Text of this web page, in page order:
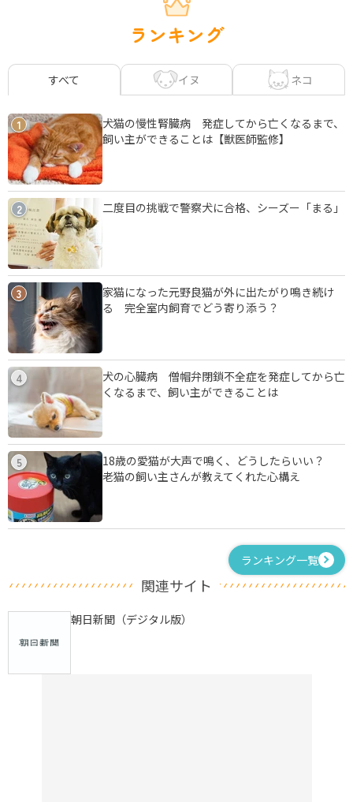
ランキング
すべて イヌ ネコ
1
犬猫の慢性腎臓病 発症してから亡くなるまで、
飼い主ができることは【獣医師監修】
2 二度目の挑戦で警察犬に合格、シーズー「まる」
3
家猫になった元野良猫が外に出たがり鳴き続け
る 完全室内飼育でどう寄り添う？
4
犬の心臓病 僧帽弁閉鎖不全症を発症してから亡
くなるまで、飼い主ができることは
5
18歳の愛猫が大声で鳴く、どうしたらいい？
老猫の飼い主さんが教えてくれた心構え
ランキング一覧
関連サイト
朝日新聞（デジタル版）